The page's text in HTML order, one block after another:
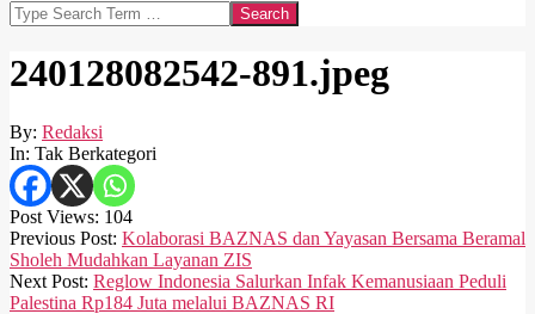
Search
240128082542-891.jpeg
By: Redaksi
In: Tak Berkategori
Post Views: 104
2024-
01-
28
Previous Post: Kolaborasi BAZNAS dan Yayasan Bersama Beramal
Sholeh Mudahkan Layanan ZIS
Next Post: Reglow Indonesia Salurkan Infak Kemanusiaan Peduli
Palestina Rp184 Juta melalui BAZNAS RI